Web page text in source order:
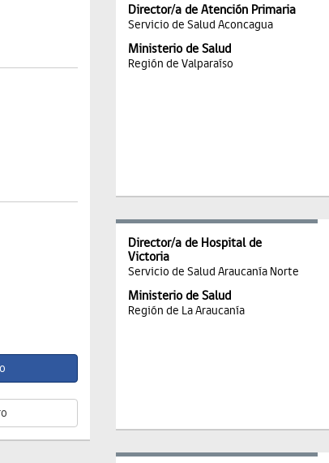
Director/a de Atención Primaria
Servicio de Salud Aconcagua
Ministerio de Salud
Región de Valparaíso
Director/a de Hospital de
Victoria
Servicio de Salud Araucanía Norte
Ministerio de Salud
Región de La Araucanía